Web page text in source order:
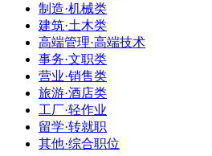
制造·机械类
建筑·土木类
高端管理·高端技术
事务·文职类
营业·销售类
旅游·酒店类
工厂·轻作业
留学·转就职
其他·综合职位